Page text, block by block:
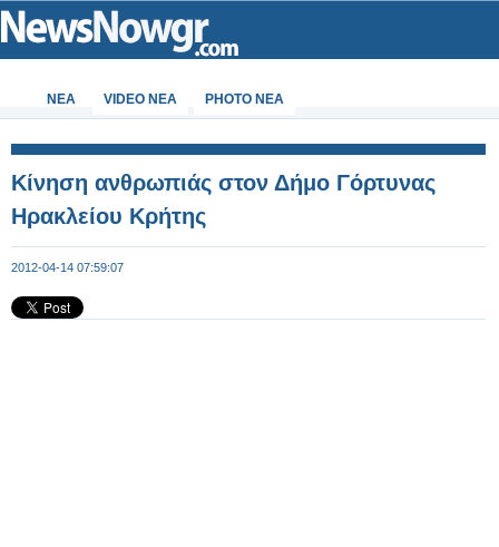
ΝΕΑ VIDEO NEA PHOTO NEA
Κίνηση ανθρωπιάς στον Δήμο Γόρτυνας
Ηρακλείου Κρήτης
2012-04-14 07:59:07